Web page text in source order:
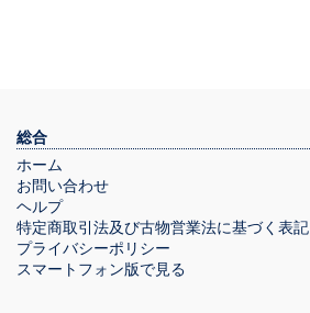
総合
ホーム
お問い合わせ
ヘルプ
特定商取引法及び古物営業法に基づく表記
プライバシーポリシー
スマートフォン版で見る